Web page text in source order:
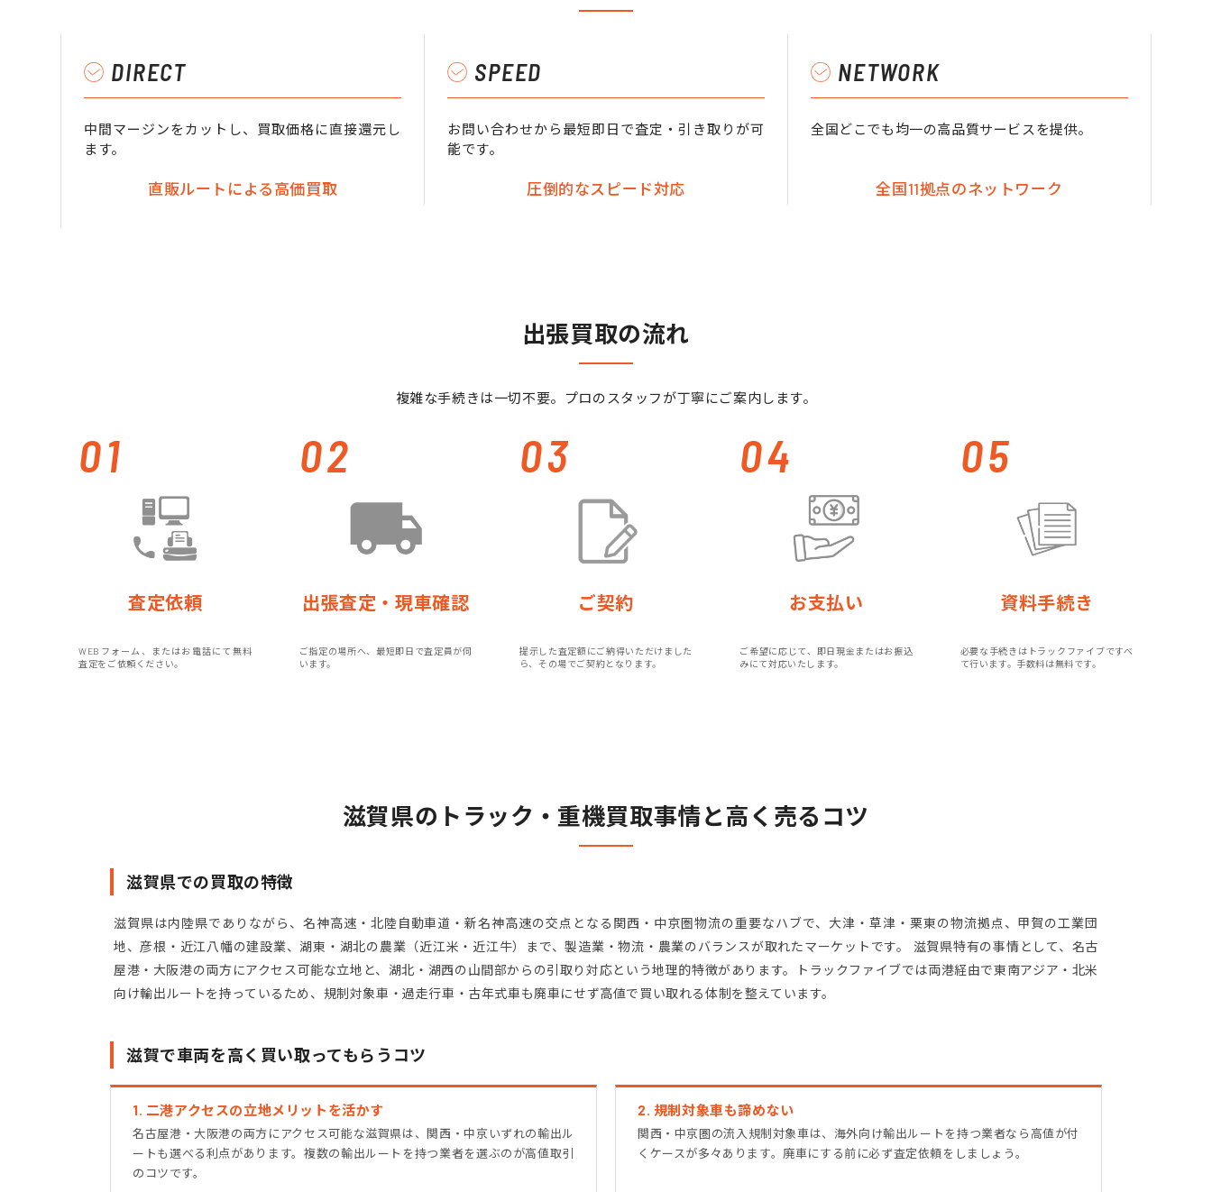
DIRECT
中間マージンをカットし、買取価格に直接還元し
ます。
直販ルートによる高価買取
SPEED
お問い合わせから最短即日で査定・引き取りが可
能です。
圧倒的なスピード対応
NETWORK
全国どこでも均一の高品質サービスを提供。
全国11拠点のネットワーク
出張買取の流れ
複雑な手続きは一切不要。プロのスタッフが丁寧にご案内します。
01
査定依頼
WEBフォーム、またはお電話にて無料
査定をご依頼ください。
02
出張査定・現車確認
ご指定の場所へ、最短即日で査定員が伺
います。
03
ご契約
提示した査定額にご納得いただけました
ら、その場でご契約となります。
04
お支払い
ご希望に応じて、即日現金またはお振込
みにて対応いたします。
05
資料手続き
必要な手続きはトラックファイブですべ
て行います。手数料は無料です。
滋賀県のトラック・重機買取事情と高く売るコツ
滋賀県での買取の特徴
滋賀県は内陸県でありながら、名神高速・北陸自動車道・新名神高速の交点となる関西・中京圏物流の重要なハブで、大津・草津・栗東の物流拠点、甲賀の工業団
地、彦根・近江八幡の建設業、湖東・湖北の農業（近江米・近江牛）まで、製造業・物流・農業のバランスが取れたマーケットです。 滋賀県特有の事情として、名古
屋港・大阪港の両方にアクセス可能な立地と、湖北・湖西の山間部からの引取り対応という地理的特徴があります。トラックファイブでは両港経由で東南アジア・北米
向け輸出ルートを持っているため、規制対象車・過走行車・古年式車も廃車にせず高値で買い取れる体制を整えています。
滋賀で車両を高く買い取ってもらうコツ
1. 二港アクセスの立地メリットを活かす
名古屋港・大阪港の両方にアクセス可能な滋賀県は、関西・中京いずれの輸出ル
ートも選べる利点があります。複数の輸出ルートを持つ業者を選ぶのが高値取引
のコツです。
2. 規制対象車も諦めない
関西・中京圏の流入規制対象車は、海外向け輸出ルートを持つ業者なら高値が付
くケースが多々あります。廃車にする前に必ず査定依頼をしましょう。